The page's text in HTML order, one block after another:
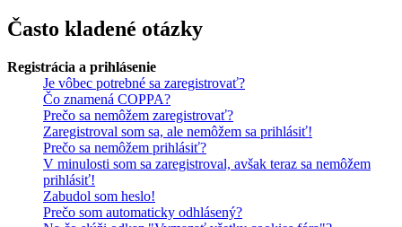
Často kladené otázky
Registrácia a prihlásenie
Je vôbec potrebné sa zaregistrovať?
Čo znamená COPPA?
Prečo sa nemôžem zaregistrovať?
Zaregistroval som sa, ale nemôžem sa prihlásiť!
Prečo sa nemôžem prihlásiť?
V minulosti som sa zaregistroval, avšak teraz sa nemôžem
prihlásiť!
Zabudol som heslo!
Prečo som automaticky odhlásený?